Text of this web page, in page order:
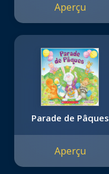
Aperçu
Parade de Pâques
Aperçu